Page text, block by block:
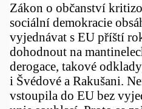
Zákon o občanství
sociální demokracie
vyjednávat s EU příští
dohodnout na
derogace, takové
i Švédové a Rakušani.
vstoupila do EU bez